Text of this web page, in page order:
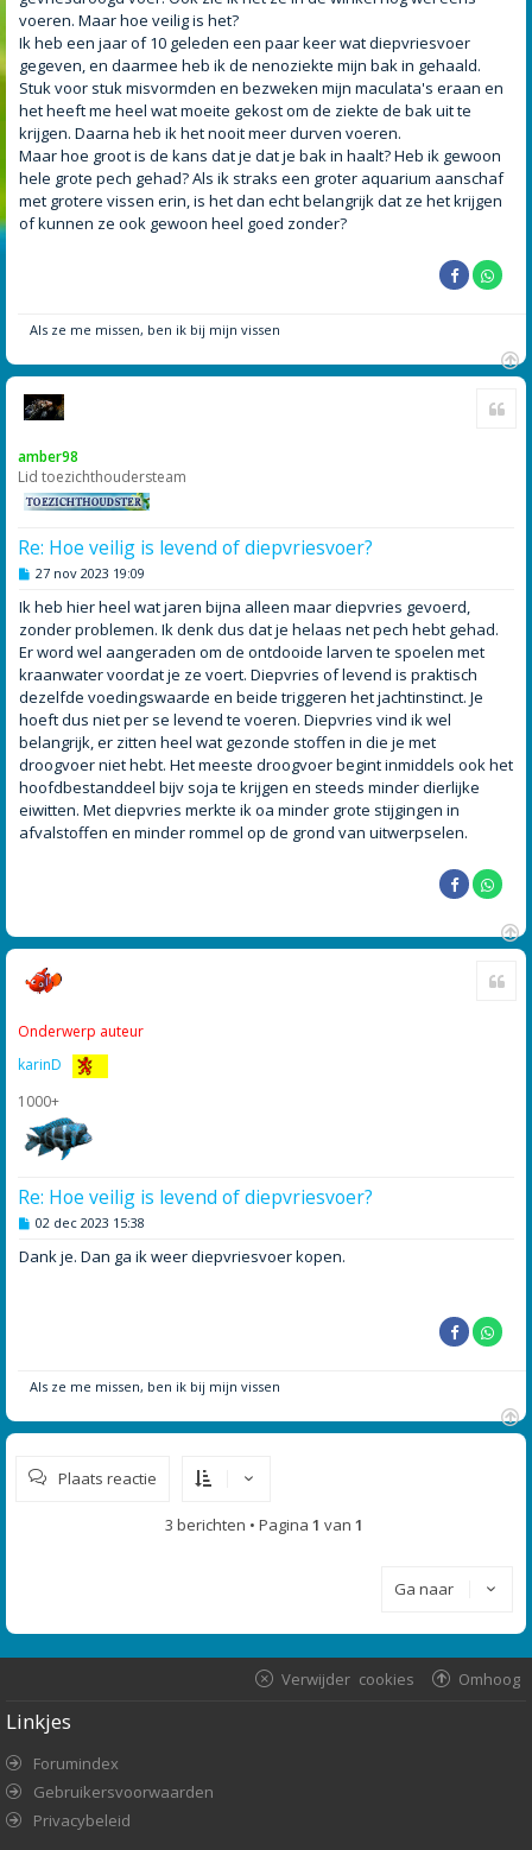
h
t
voeren. Maar hoe veilig is het?
Ik heb een jaar of 10 geleden een paar keer wat diepvriesvoer
gegeven, en daarmee heb ik de nenoziekte mijn bak in gehaald.
Stuk voor stuk misvormden en bezweken mijn maculata's eraan en
het heeft me heel wat moeite gekost om de ziekte de bak uit te
krijgen. Daarna heb ik het nooit meer durven voeren.
Maar hoe groot is de kans dat je dat je bak in haalt? Heb ik gewoon
hele grote pech gehad? Als ik straks een groter aquarium aanschaf
met grotere vissen erin, is het dan echt belangrijk dat ze het krijgen
of kunnen ze ook gewoon heel goed zonder?
Als ze me missen, ben ik bij mijn vissen
O
amber98
Lid toezichthoudersteam
Re: Hoe veilig is levend of diepvriesvoer?
B
r
c
h
27 nov 2023 19:09
Ik heb hier heel wat jaren bijna alleen maar diepvries gevoerd,
zonder problemen. Ik denk dus dat je helaas net pech hebt gehad.
Er word wel aangeraden om de ontdooide larven te spoelen met
kraanwater voordat je ze voert. Diepvries of levend is praktisch
dezelfde voedingswaarde en beide triggeren het jachtinstinct. Je
hoeft dus niet per se levend te voeren. Diepvries vind ik wel
belangrijk, er zitten heel wat gezonde stoffen in die je met
droogvoer niet hebt. Het meeste droogvoer begint inmiddels ook het
hoofdbestanddeel bijv soja te krijgen en steeds minder dierlijke
eiwitten. Met diepvries merkte ik oa minder grote stijgingen in
afvalstoffen en minder rommel op de grond van uitwerpselen.
O
Onderwerp auteur
karinD
1000+
Re: Hoe veilig is levend of diepvriesvoer?
B
r
i
02 dec 2023 15:38
Dank je. Dan ga ik weer diepvriesvoer kopen.
Als ze me missen, ben ik bij mijn vissen
O
Plaats reactie
3 berichten • Pagina 1 van 1
Ga naar
Omhoog
Verwijder cookies
Linkjes
Forumindex
Gebruikersvoorwaarden
Privacybeleid